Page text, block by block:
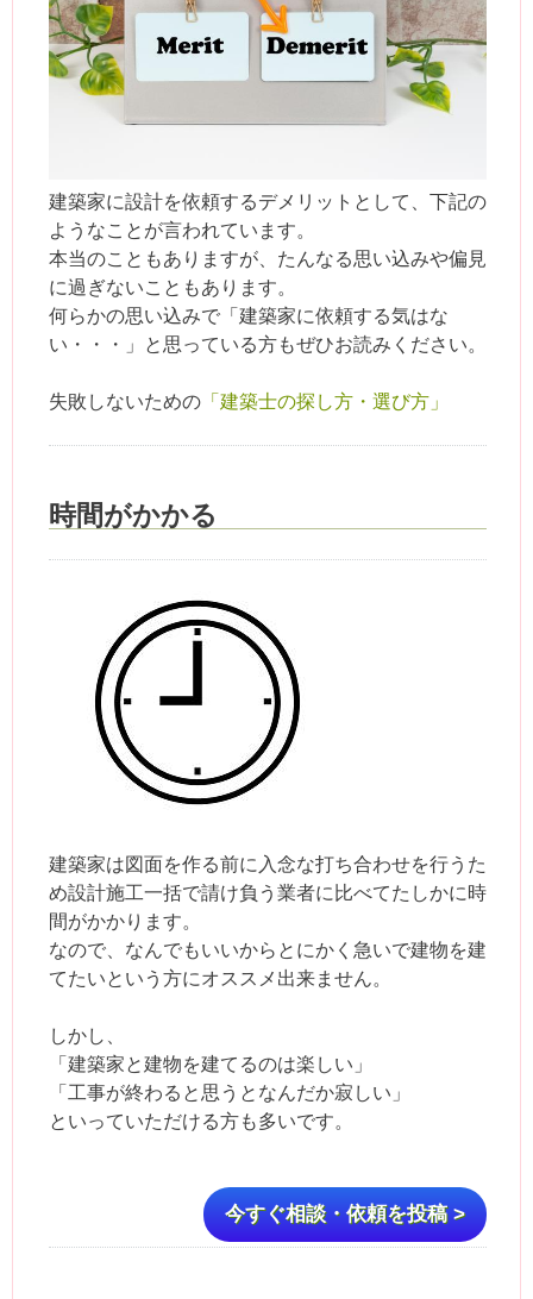
建築家に設計を依頼するデメリットとして、下記の
ようなことが言われています。
本当のこともありますが、たんなる思い込みや偏見
に過ぎないこともあります。
何らかの思い込みで「建築家に依頼する気はな
い・・・」と思っている方もぜひお読みください。
失敗しないための 「建築士の探し方・選び方」
時間がかかる
建築家は図面を作る前に入念な打ち合わせを行うた
め設計施工一括で請け負う業者に比べてたしかに時
間がかかります。
なので、なんでもいいからとにかく急いで建物を建
てたいという方にオススメ出来ません。
しかし、
「建築家と建物を建てるのは楽しい」
「工事が終わると思うとなんだか寂しい」
といっていただける方も多いです。
今すぐ相談・依頼を投稿 >